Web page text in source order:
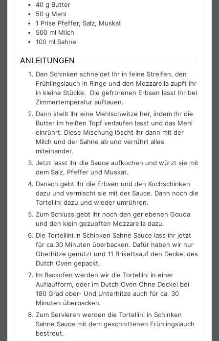
40 g Butter
50 g Mehl
1 Prise Pfeffer, Salz, Muskat
500 ml Milch
100 ml Sahne
ANLEITUNGEN
Den Schinken schneidet Ihr in feine Streifen, den
Frühlingslauch in Ringe und den Mozzarella zupft Ihr
in kleine Stücke. Die gefrorenen Erbsen lasst Ihr bei
Zimmertemperatur auftauen.
Dann stellt Ihr eine Mehlschwitze her, indem Ihr die
Butter im heißen Topf verlaufen lasst und das Mehl
einrührt. Diese Mischung löscht Ihr dann mit der
Milch und der Sahne ab und verrührt alles
miteinander.
Jetzt lasst ihr die Sauce aufkochen und würzt sie mit
dem Salz, Pfeffer und Muskat.
Danach gebt Ihr die Erbsen und den Kochschinken
dazu und vermischt sie mit der Sauce. Dann noch die
Tortellini dazu und wieder umrühren.
Zum Schluss gebt ihr noch den geriebenen Gouda
und den klein gezupften Mozzarella dazu.
Die Tortellini in Schinken Sahne Sauce lass ihr jetzt
für ca.30 Minuten überbacken. Dafür haben wir nur
Oberhitze genutzt und 11 Brikettsauf den Deckel des
Dutch Oven gepackt.
Im Backofen werden wir die Tortellini in einer
Auflaufform, oder im Dutch Oven Ohne Deckel bei
180 Grad ober- Und Unterhitze auch für ca. 30
Minuten überbacken.
Zum Servieren werden die Tortellini in Schinken
Sahne Sauce mit dem geschnittenen Frühlingslauch
bestreut.